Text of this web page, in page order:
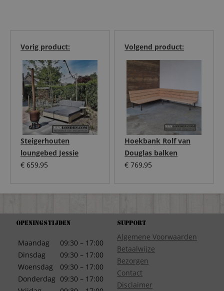
Volgend product:
Hoekbank Rolf van
Douglas balken
€ 769,95
Vorig product:
Steigerhouten
loungebed Jessie
€ 659,95
Openingstijden
Maandag
Dinsdag
Woensdag
Donderdag
09:30 – 17:00
09:30 – 17:00
09:30 – 17:00
09:30 – 17:00
Support
Algemene Voorwaarden
Betaalwijze
Bezorgen
Contact
Disclaimer